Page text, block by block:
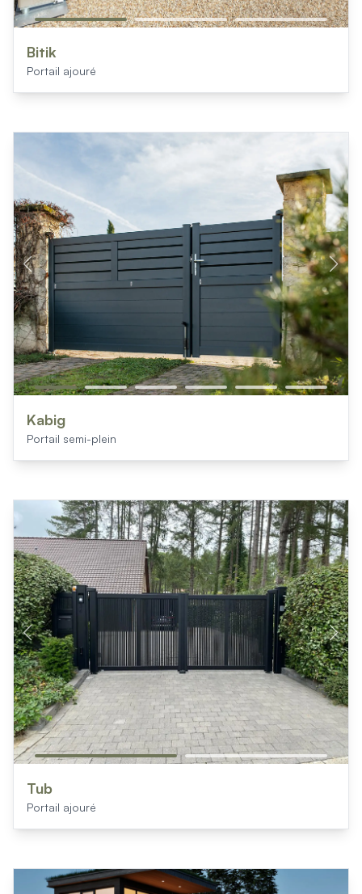
Bitik
Portail ajouré
Kabig
Portail semi-plein
Tub
Portail ajouré